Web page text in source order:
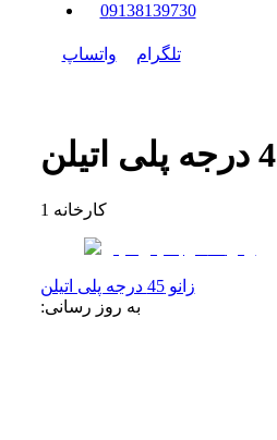
1 کارخانه
زانو 45 درجه پلی اتیلن
به روز رسانی:
09138139730
تلگرام واتساپ